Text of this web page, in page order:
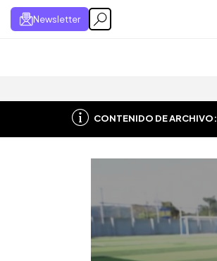
Newsletter
CONTENIDO DE ARCHIVO: